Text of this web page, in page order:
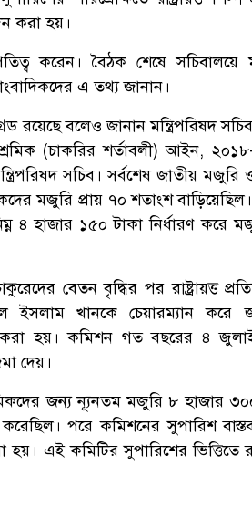
করা হয়।
করেন। বৈঠক শেষে সচিবালয়ে
এ তথ্য জানান।
রয়েছে বলেও জানান মন্ত্রিপরিষদ
শ্রমিক (চাকরির শর্তাবলী) আইন,
সচিব। সর্বশেষ জাতীয়
মজুরি প্রায় ৭০ শতাংশ
৪ হাজার ১৫০ টাকা নির্ধারণ করে
বেতন বৃদ্ধির পর রাষ্ট্রায়ত্ত
ইসলাম খানকে চেয়ারম্যান করে
হয়। কমিশন গত বছরের ৪ জুলাই
দেয়।
জন্য ন্যূনতম মজুরি ৮ হাজার
পরে কমিশনের সুপারিশ
এই কমিটির সুপারিশের ভিত্তিতে